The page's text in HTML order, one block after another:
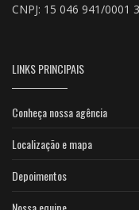
CNPJ: 15 046 941/0001
LINKS PRINCIPAIS
Conheça nossa agência
Localização e mapa
Depoimentos